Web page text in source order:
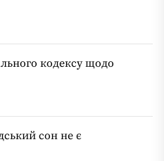
кодексу щодо
сон не є